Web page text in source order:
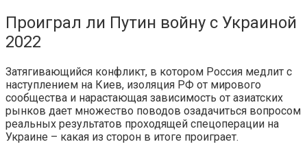
Проиграл ли Путин войну с Украиной
2022
Затягивающийся конфликт, в котором Россия медлит с
наступлением на Киев, изоляция РФ от мирового
сообщества и нарастающая зависимость от азиатских
рынков дает множество поводов озадачиться вопросом
реальных результатов проходящей спецоперации на
Украине – какая из сторон в итоге проиграет.